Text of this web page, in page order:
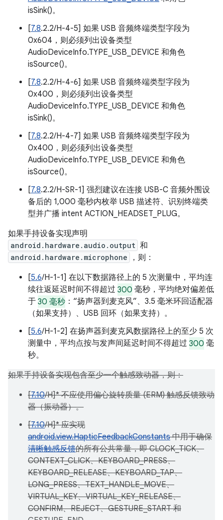
isSink()。
[7.8.2.2/H-4-5] 如果 USB 音频终端类型字段为
0x604，则必须列出设备类型
AudioDeviceInfo.TYPE_USB_DEVICE 和角色
isSource()。
[7.8.2.2/H-4-6] 如果 USB 音频终端类型字段为
0x400，则必须列出设备类型
AudioDeviceInfo.TYPE_USB_DEVICE 和角色
isSink()。
[7.8.2.2/H-4-7] 如果 USB 音频终端类型字段为
0x400，则必须列出设备类型
AudioDeviceInfo.TYPE_USB_DEVICE 和角色
isSource()。
[7.8.2.2/H-SR-1] 强烈建议在连接 USB-C 音频外围设
备后的 1,000 毫秒内枚举 USB 描述符、识别终端类
型并广播 intent ACTION_HEADSET_PLUG。
如果手持设备实现声明
android.hardware.audio.output 和
android.hardware.microphone
，则：
[5.6/H-1-1] 在以下数据路径上的 5 次测量中，平均连
续往返延迟时间不得超过 300 毫秒，平均绝对偏差低
于 30 毫秒 ：“扬声器到麦克风”、3.5 毫米环回适配器
（如果支持）、USB 回环（如果支持）。
[5.6/H-1-2] 在扬声器到麦克风数据路径上的至少 5 次
测量中，平均点按与发声间延迟时间不得超过 300 毫
秒。
如果手持设备实现包含至少一个触感致动器，则：
[7.10/H]* 不应使用偏心旋转质量 (ERM) 触感反馈致动
器（振动器）。
[7.10/H]* 应实现
android.view.HapticFeedbackConstants中用于确保
清晰触感反馈的所有公共常量，即 CLOCK_TICK、
CONTEXT_CLICK、KEYBOARD_PRESS、
KEYBOARD_RELEASE、KEYBOARD_TAP、
LONG_PRESS、TEXT_HANDLE_MOVE、
VIRTUAL_KEY、VIRTUAL_KEY_RELEASE、
CONFIRM、REJECT、GESTURE_START 和